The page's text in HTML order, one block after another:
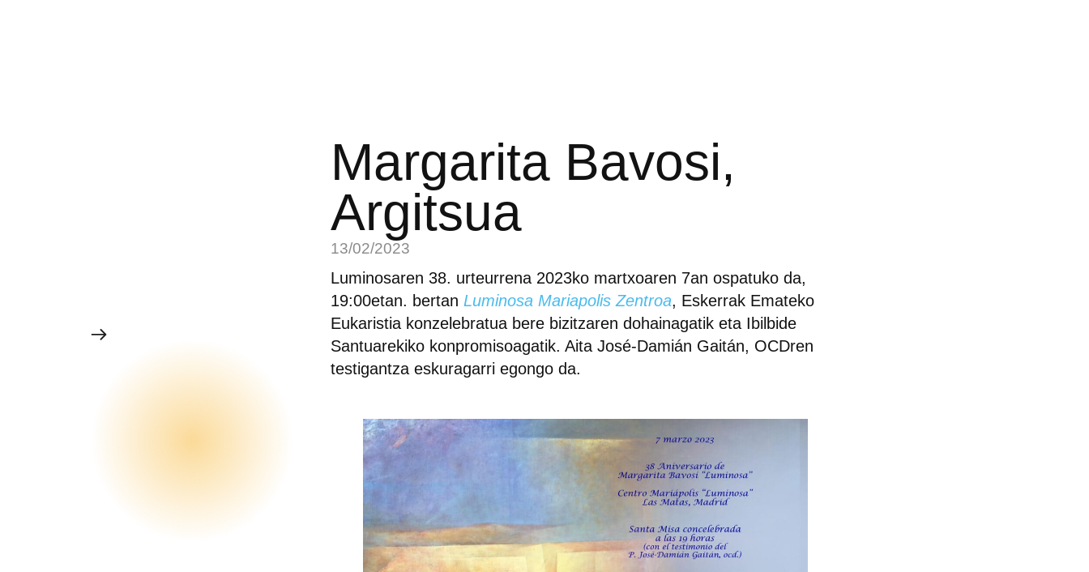
Margarita Bavosi,
Argitsua
13/02/2023
Luminosaren 38. urteurrena 2023ko martxoaren 7an ospatuko da,
19:00etan. bertan Luminosa Mariapolis Zentroa, Eskerrak Emateko
Eukaristia konzelebratua bere bizitzaren dohainagatik eta Ibilbide
Santuarekiko konpromisoagatik. Aita José-Damián Gaitán, OCDren
testigantza eskuragarri egongo da.